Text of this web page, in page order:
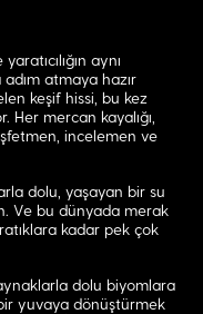
aynı
atmaya hazır
keşif hissi, bu kez
Her mercan kayalığı,
incelemen ve
dolu, yaşayan bir su
Ve bu dünyada merak
kadar pek çok
dolu biyomlara
yuvaya dönüştürmek